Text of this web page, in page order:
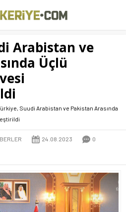
Arabistan ve
Üçlü
Suudi Arabistan ve Pakistan Arasında
24.08.2023 0